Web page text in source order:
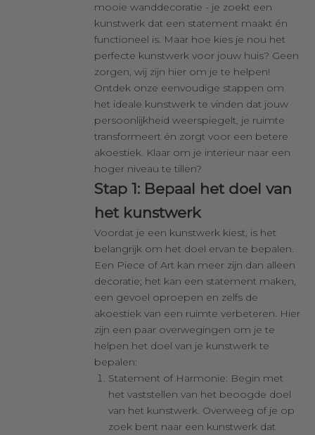
mooie wanddecoratie - je zoekt een
kunstwerk dat een statement maakt én
functioneel is. Maar hoe kies je nou het
perfecte kunstwerk voor jouw huis? Geen
zorgen, wij zijn hier om je te helpen!
Ontdek onze eenvoudige stappen om
het ideale kunstwerk te vinden dat jouw
persoonlijkheid weerspiegelt, je ruimte
transformeert én zorgt voor een betere
akoestiek. Klaar om je interieur naar een
hoger niveau te tillen?
Stap 1: Bepaal het doel van
het kunstwerk
Voordat je een kunstwerk kiest, is het
belangrijk om het doel ervan te bepalen.
Een Piece of Art kan meer zijn dan alleen
decoratie; het kan een statement maken,
een gevoel oproepen en zelfs de
akoestiek van een ruimte verbeteren. Hier
zijn een paar overwegingen om je te
helpen het doel van je kunstwerk te
bepalen:
Statement of Harmonie: Begin met
het vaststellen van het beoogde doel
van het kunstwerk. Overweeg of je op
zoek bent naar een kunstwerk dat